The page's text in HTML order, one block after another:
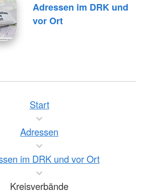
Adressen im DRK und
vor Ort
Start
Adressen
im DRK und vor Ort
Kreisverbände